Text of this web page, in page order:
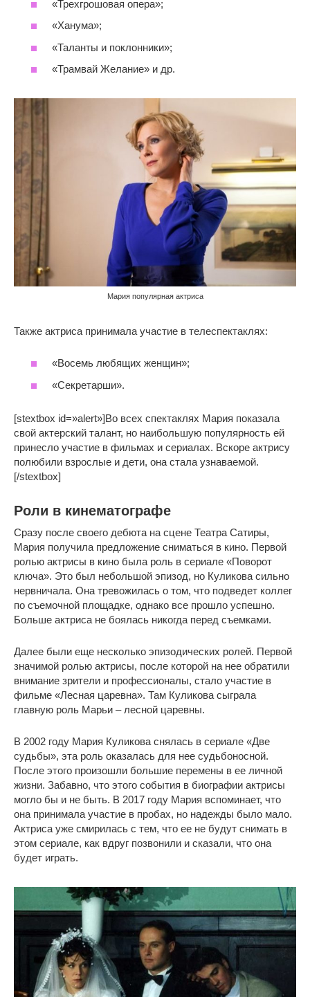
«Трехгрошовая опера»;
«Ханума»;
«Таланты и поклонники»;
«Трамвай Желание» и др.
Мария популярная актриса
Также актриса принимала участие в телеспектаклях:
«Восемь любящих женщин»;
«Секретарши».
[stextbox id=»alert»]Во всех спектаклях Мария показала
свой актерский талант, но наибольшую популярность ей
принесло участие в фильмах и сериалах. Вскоре актрису
полюбили взрослые и дети, она стала узнаваемой.
[/stextbox]
Роли в кинематографе
Сразу после своего дебюта на сцене Театра Сатиры,
Мария получила предложение сниматься в кино. Первой
ролью актрисы в кино была роль в сериале «Поворот
ключа». Это был небольшой эпизод, но Куликова сильно
нервничала. Она тревожилась о том, что подведет коллег
по съемочной площадке, однако все прошло успешно.
Больше актриса не боялась никогда перед съемками.
Далее были еще несколько эпизодических ролей. Первой
значимой ролью актрисы, после которой на нее обратили
внимание зрители и профессионалы, стало участие в
фильме «Лесная царевна». Там Куликова сыграла
главную роль Марьи – лесной царевны.
В 2002 году Мария Куликова снялась в сериале «Две
судьбы», эта роль оказалась для нее судьбоносной.
После этого произошли большие перемены в ее личной
жизни. Забавно, что этого события в биографии актрисы
могло бы и не быть. В 2017 году Мария вспоминает, что
она принимала участие в пробах, но надежды было мало.
Актриса уже смирилась с тем, что ее не будут снимать в
этом сериале, как вдруг позвонили и сказали, что она
будет играть.